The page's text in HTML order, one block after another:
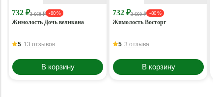
732 ₽3 660 ₽ - 80 %
Жимолость Дочь великана
5 13 отзывов
В корзину
732 ₽3 660 ₽ - 80 %
Жимолость Восторг
5 3 отзыва
В корзину